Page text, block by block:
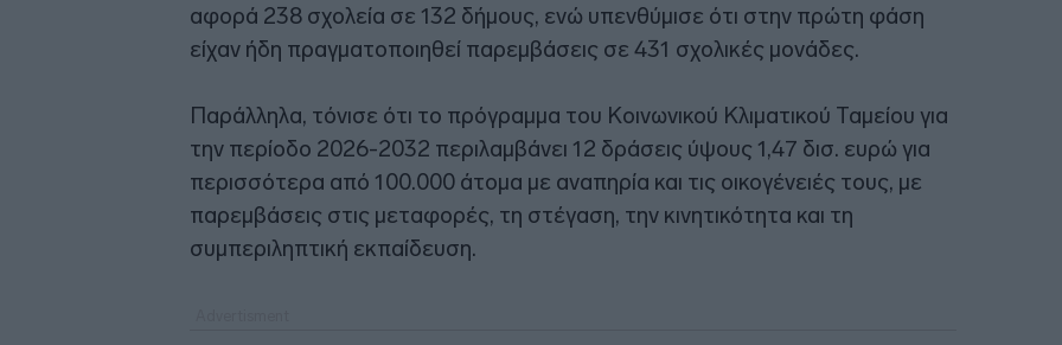
αφορά 238 σχολεία σε 132 δήμους, ενώ υπενθύμισε ότι στην πρώτη φάση
είχαν ήδη πραγματοποιηθεί παρεμβάσεις σε 431 σχολικές μονάδες.
Παράλληλα, τόνισε ότι το πρόγραμμα του Κοινωνικού Κλιματικού Ταμείου για
την περίοδο 2026-2032 περιλαμβάνει 12 δράσεις ύψους 1,47 δισ. ευρώ για
περισσότερα από 100.000 άτομα με αναπηρία και τις οικογένειές τους, με
παρεμβάσεις στις μεταφορές, τη στέγαση, την κινητικότητα και τη
συμπεριληπτική εκπαίδευση.